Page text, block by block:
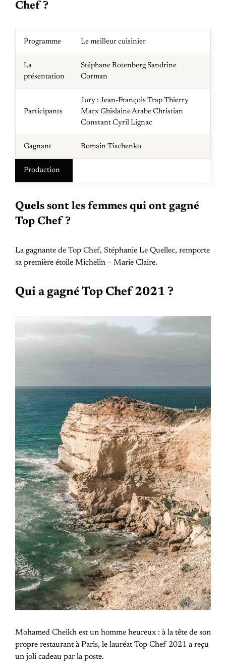
Chef ?
Programme Le meilleur cuisinier
La
présentation
Stéphane Rotenberg Sandrine
Corman
Participants
Jury : Jean-François Trap Thierry
Marx Ghislaine Arabe Christian
Constant Cyril Lignac
Gagnant Romain Tischenko
Production
Quels sont les femmes qui ont gagné
Top Chef ?
La gagnante de Top Chef, Stéphanie Le Quellec, remporte
sa première étoile Michelin – Marie Claire.
Qui a gagné Top Chef 2021 ?
Mohamed Cheikh est un homme heureux : à la tête de son
propre restaurant à Paris, le lauréat Top Chef 2021 a reçu
un joli cadeau par la poste.